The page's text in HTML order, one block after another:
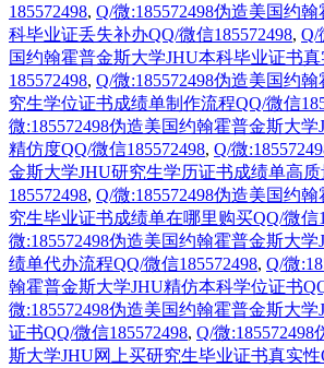
185572498, Q/微:185572498伪造美国约
科毕业证丢失补办QQ/微信185572498, Q/
国约翰霍普金斯大学JHU本科毕业证书
185572498, Q/微:185572498伪造美国约
究生学位证书成绩单制作流程QQ/微信
微:185572498伪造美国约翰霍普金斯大
精仿度QQ/微信185572498, Q/微
金斯大学JHU研究生学历证书成绩单高
185572498, Q/微:185572498伪造美国约
究生毕业证书成绩单在哪里购买QQ/微信
微:185572498伪造美国约翰霍普金斯大
绩单代办流程QQ/微信185572498, Q/微
翰霍普金斯大学JHU精仿本科学位证书
微:185572498伪造美国约翰霍普金斯大
证书QQ/微信185572498, Q/微
斯大学JHU网上买研究生毕业证书真实性